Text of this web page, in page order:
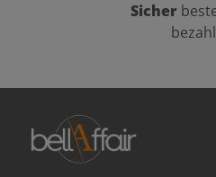
Sicher